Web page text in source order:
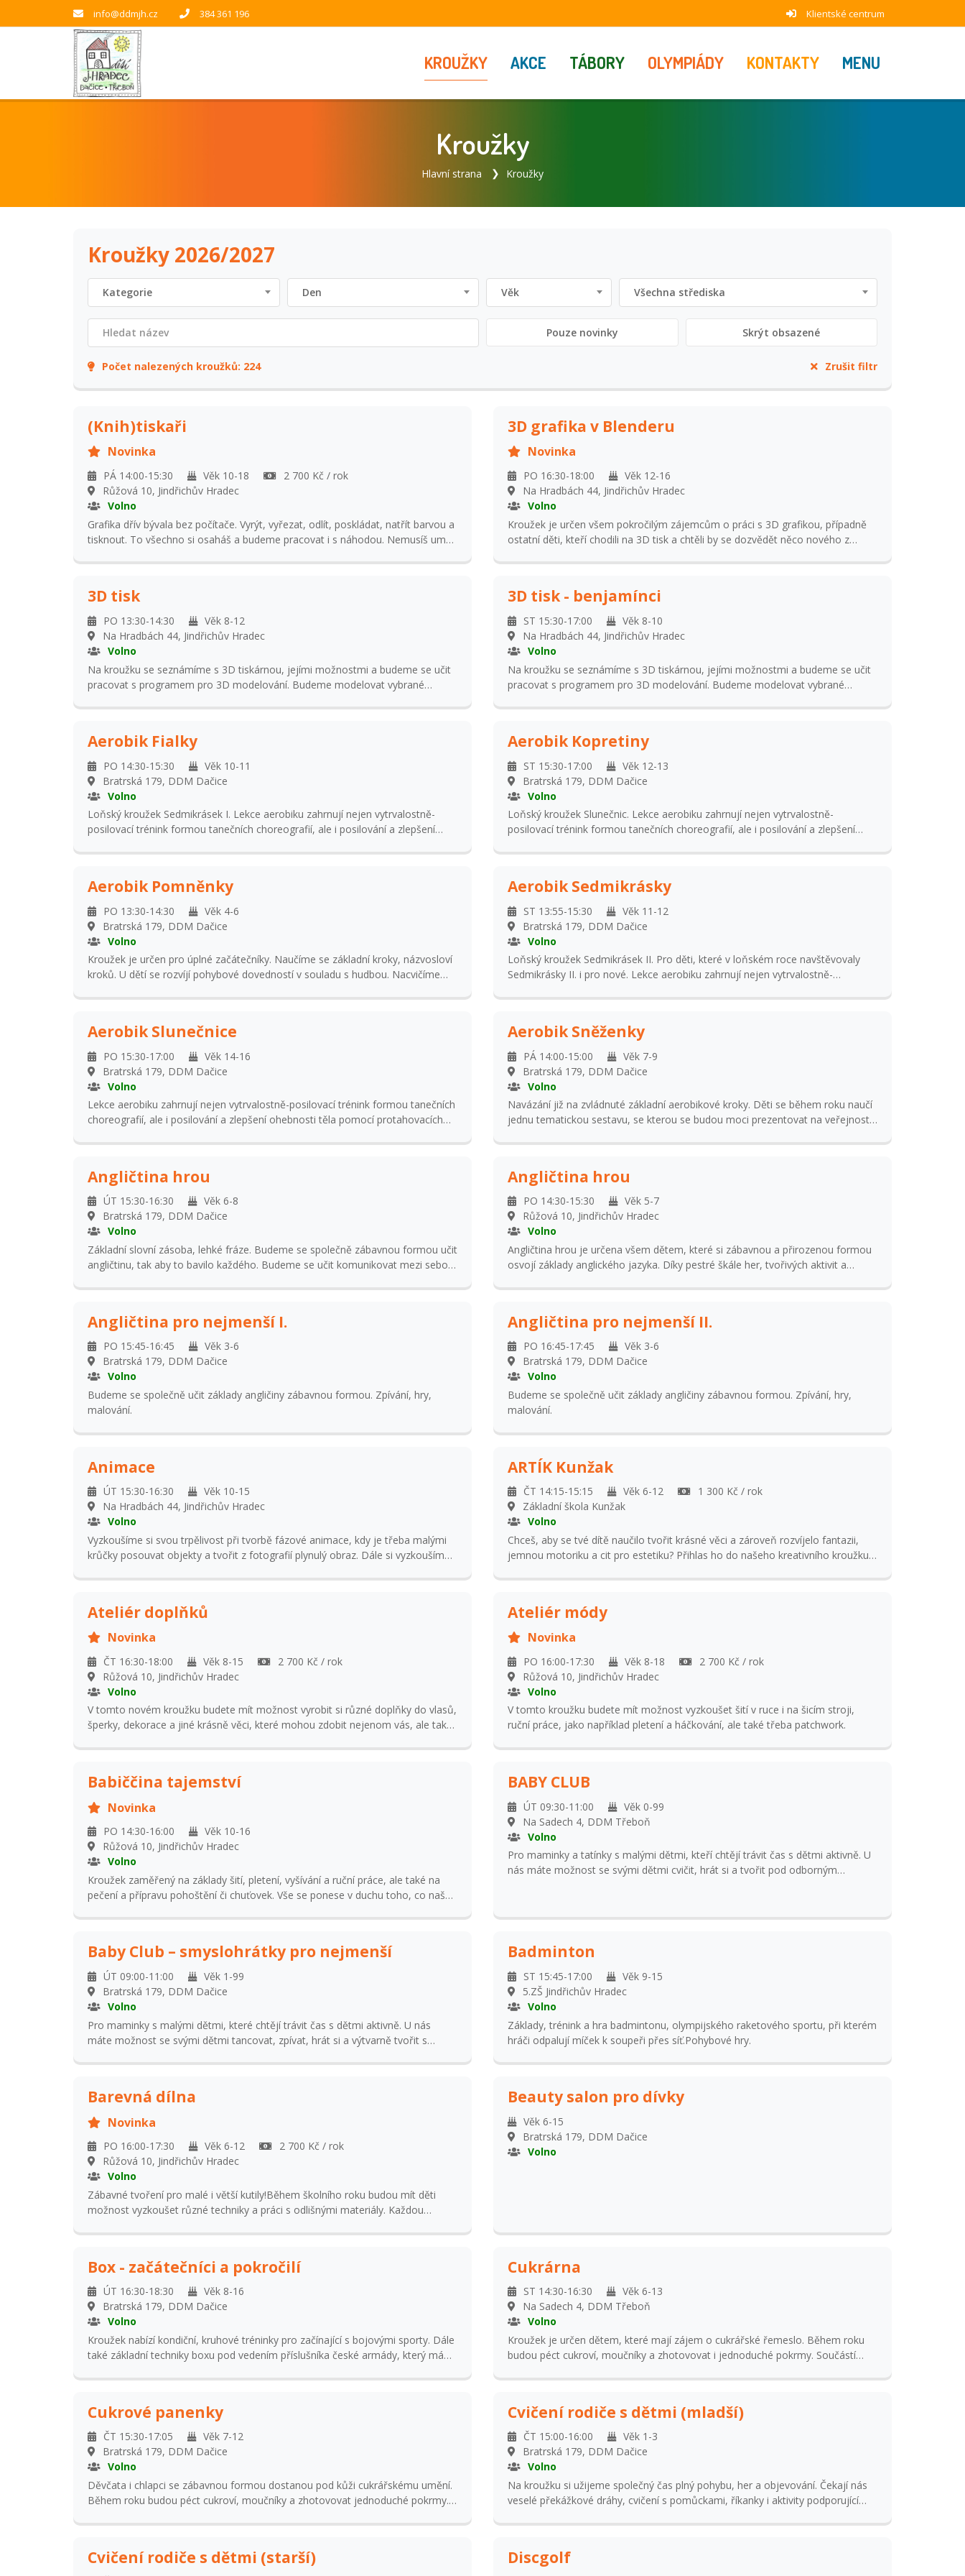
info@ddmjh.cz 384 361 196 Klientské centrum
KROUŽKY AKCE TÁBORY OLYMPIÁDY KONTAKTY MENU
Kroužky
Hlavní strana Kroužky
Kroužky 2026/2027
Kategorie Den Věk Všechna střediska
Pouze novinky Skrýt obsazené
Počet nalezených kroužků: 224 Zrušit filtr
(Knih)tiskaři
Novinka
PÁ 14:00-15:30 Věk 10-18
2 700 Kč / rok
Růžová 10, Jindřichův Hradec
Volno
Grafika dřív bývala bez počítače. Vyrýt, vyřezat, odlít, poskládat, natřít barvou a
tisknout. To všechno si osaháš a budeme pracovat i s náhodou. Nemusíš umět
3D grafika v Blenderu
Novinka
PO 16:30-18:00
Věk 12-16
Na Hradbách 44, Jindřichův Hradec
Volno
Kroužek je určen všem pokročilým zájemcům o práci s 3D grafikou, případně
ostatní děti, kteří chodili na 3D tisk a chtěli by se dozvědět něco nového z
průběhu kroužku budou děti zpracovávat projekty menšího rozsahu pro získání
praktických zkušeností. Na závěr budou účastníci kroužku zpracovávat vlastní
projekt v blenderu, dle na míru vytvořeného zadání. Výstupem kroužku bude
schopnost pracovat v programu Blender a vytvářet vlastní díla.
3D tisk
PO 13:30-14:30
Věk 8-12
Na Hradbách 44, Jindřichův Hradec
Volno
Na kroužku se seznámíme s 3D tiskárnou, jejími možnostmi a budeme se učit
pracovat s programem pro 3D modelování. Budeme modelovat vybrané
3D tisk - benjamínci
ST 15:30-17:00
Věk 8-10
Na Hradbách 44, Jindřichův Hradec
Volno
Na kroužku se seznámíme s 3D tiskárnou, jejími možnostmi a budeme se učit
pracovat s programem pro 3D modelování. Budeme modelovat vybrané
Aerobik Fialky
PO 14:30-15:30
Věk 10-11
Bratrská 179, DDM Dačice
Volno
Loňský kroužek Sedmikrásek I. Lekce aerobiku zahrnují nejen vytrvalostně-
posilovací trénink formou tanečních choreografií, ale i posilování a zlepšení
Aerobik Kopretiny
ST 15:30-17:00
Věk 12-13
Bratrská 179, DDM Dačice
Volno
Loňský kroužek Slunečnic. Lekce aerobiku zahrnují nejen vytrvalostně-
posilovací trénink formou tanečních choreografií, ale i posilování a zlepšení
Aerobik Pomněnky
PO 13:30-14:30
Věk 4-6
Bratrská 179, DDM Dačice
Volno
Kroužek je určen pro úplné začátečníky. Naučíme se základní kroky, názvosloví
kroků. U dětí se rozvíjí pohybové dovedností v souladu s hudbou. Nacvičíme
Aerobik Sedmikrásky
ST 13:55-15:30
Věk 11-12
Bratrská 179, DDM Dačice
Volno
Loňský kroužek Sedmikrásek II. Pro děti, které v loňském roce navštěvovaly
Sedmikrásky II. i pro nové. Lekce aerobiku zahrnují nejen vytrvalostně-
Aerobik Slunečnice
PO 15:30-17:00
Věk 14-16
Bratrská 179, DDM Dačice
Volno
Lekce aerobiku zahrnují nejen vytrvalostně-posilovací trénink formou tanečních
choreografií, ale i posilování a zlepšení ohebnosti těla pomocí protahovacích
Aerobik Sněženky
PÁ 14:00-15:00
Věk 7-9
Bratrská 179, DDM Dačice
Volno
Navázání již na zvládnuté základní aerobikové kroky. Děti se během roku naučí
jednu tematickou sestavu, se kterou se budou moci prezentovat na veřejnosti
Angličtina hrou
ÚT 15:30-16:30
Věk 6-8
Bratrská 179, DDM Dačice
Volno
Základní slovní zásoba, lehké fráze. Budeme se společně zábavnou formou učit
angličtinu, tak aby to bavilo každého. Budeme se učit komunikovat mezi sebou.
Angličtina hrou
PO 14:30-15:30
Věk 5-7
Růžová 10, Jindřichův Hradec
Volno
Angličtina hrou je určena všem dětem, které si zábavnou a přirozenou formou
osvojí základy anglického jazyka. Díky pestré škále her, tvořivých aktivit a
Angličtina pro nejmenší I.
PO 15:45-16:45
Věk 3-6
Bratrská 179, DDM Dačice
Volno
Budeme se společně učit základy angličiny zábavnou formou. Zpívání, hry,
malování.
Angličtina pro nejmenší II.
PO 16:45-17:45
Věk 3-6
Bratrská 179, DDM Dačice
Volno
Budeme se společně učit základy angličiny zábavnou formou. Zpívání, hry,
malování.
Animace
ÚT 15:30-16:30
Věk 10-15
Na Hradbách 44, Jindřichův Hradec
Volno
Vyzkoušíme si svou trpělivost při tvorbě fázové animace, kdy je třeba malými
krůčky posouvat objekty a tvořit z fotografií plynulý obraz. Dále si vyzkoušíme
ARTÍK Kunžak
ČT 14:15-15:15 Věk 6-12
1 300 Kč / rok
Základní škola Kunžak
Volno
Chceš, aby se tvé dítě naučilo tvořit krásné věci a zároveň rozvíjelo fantazii,
jemnou motoriku a cit pro estetiku? Přihlas ho do našeho kreativního kroužku
Ateliér doplňků
Novinka
ČT 16:30-18:00 Věk 8-15
2 700 Kč / rok
Růžová 10, Jindřichův Hradec
Volno
V tomto novém kroužku budete mít možnost vyrobit si různé doplňky do vlasů,
šperky, dekorace a jiné krásně věci, které mohou zdobit nejenom vás, ale také
Ateliér módy
Novinka
PO 16:00-17:30 Věk 8-18
2 700 Kč / rok
Růžová 10, Jindřichův Hradec
Volno
V tomto kroužku budete mít možnost vyzkoušet šití v ruce i na šicím stroji,
ruční práce, jako například pletení a háčkování, ale také třeba patchwork.
Babiččina tajemství
Novinka
PO 14:30-16:00
Věk 10-16
Růžová 10, Jindřichův Hradec
Volno
Kroužek zaměřený na základy šití, pletení, vyšívání a ruční práce, ale také na
pečení a přípravu pohoštění či chuťovek. Vše se ponese v duchu toho, co naše
BABY CLUB
ÚT 09:30-11:00
Věk 0-99
Na Sadech 4, DDM Třeboň
Volno
Pro maminky a tatínky s malými dětmi, kteří chtějí trávit čas s dětmi aktivně. U
nás máte možnost se svými dětmi cvičit, hrát si a tvořit pod odborným
Baby Club – smyslohrátky pro nejmenší
ÚT 09:00-11:00
Věk 1-99
Bratrská 179, DDM Dačice
Volno
Pro maminky s malými dětmi, které chtějí trávit čas s dětmi aktivně. U nás
máte možnost se svými dětmi tancovat, zpívat, hrát si a výtvarně tvořit s
vnímat svět všemi smysly. Cena je 100,- Kč za jednu návštěvu. V případě platby
zápisného do jiného kroužku je cena 70,-/dítě/den. Na kroužek je nutné
přihlásit i dospělý doprovod za jednorázový poplatek 200,- Kč.
Badminton
ST 15:45-17:00
Věk 9-15
5.ZŠ Jindřichův Hradec
Volno
Základy, trénink a hra badmintonu, olympijského raketového sportu, při kterém
hráči odpalují míček k soupeři přes síť.Pohybové hry.
Barevná dílna
Novinka
PO 16:00-17:30 Věk 6-12
2 700 Kč / rok
Růžová 10, Jindřichův Hradec
Volno
Zábavné tvoření pro malé i větší kutily!Během školního roku budou mít děti
možnost vyzkoušet různé techniky a práci s odlišnými materiály. Každou
Beauty salon pro dívky
Věk 6-15
Bratrská 179, DDM Dačice
Volno
Box - začátečníci a pokročilí
ÚT 16:30-18:30
Věk 8-16
Bratrská 179, DDM Dačice
Volno
Kroužek nabízí kondiční, kruhové tréninky pro začínající s bojovými sporty. Dále
také základní techniky boxu pod vedením příslušníka české armády, který má
se mladý sportovci zlepší ve své koordinaci, technice a fyzické kondici.
Cukrárna
ST 14:30-16:30
Věk 6-13
Na Sadech 4, DDM Třeboň
Volno
Kroužek je určen dětem, které mají zájem o cukrářské řemeslo. Během roku
budou péct cukroví, moučníky a zhotovovat i jednoduché pokrmy. Součástí
prostírání. Kroužek je určen dětem od první třídy.
Cukrové panenky
ČT 15:30-17:05
Věk 7-12
Bratrská 179, DDM Dačice
Volno
Děvčata i chlapci se zábavnou formou dostanou pod kůži cukrářskému umění.
Během roku budou péct cukroví, moučníky a zhotovovat jednoduché pokrmy.
Cvičení rodiče s dětmi (mladší)
ČT 15:00-16:00
Věk 1-3
Bratrská 179, DDM Dačice
Volno
Na kroužku si užijeme společný čas plný pohybu, her a objevování. Čekají nás
veselé překážkové dráhy, cvičení s pomůckami, říkanky i aktivity podporující
rodičů. (Sourozenci možnost přihlášení dohromady) Pro přihlášení je nutné
Cvičení rodiče s dětmi (starší) Discgolf